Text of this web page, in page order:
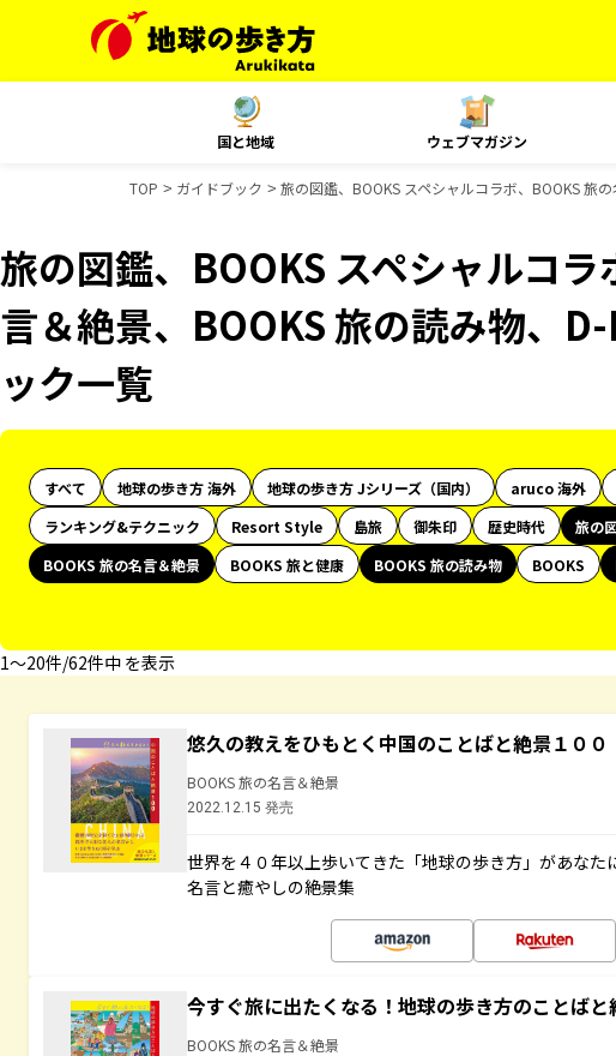
国と地域 ウェブマガジン
TOP ガイドブック 旅の図鑑、BOOKS スペシャルコラボ、BOOKS 旅
旅の図鑑、BOOKS スペシャルコラ
言＆絶景、BOOKS 旅の読み物、
ック一覧
すべて 地球の歩き方 海外 地球の歩き方 Jシリーズ（国内） aruco 海外
ランキング&テクニック
Resort Style 島旅 御朱印 歴史時代 旅の
BOOKS 旅の名言＆絶景
BOOKS 旅と健康 BOOKS 旅の読み物 BOOKS
1〜20件/62件中 を表示
悠久の教えをひもとく中国のことばと絶景１００
BOOKS 旅の名言＆絶景
2022.12.15 発売
世界を４０年以上歩いてきた「地球の歩き方」があな
名言と癒やしの絶景集
今すぐ旅に出たくなる！地球の歩き方のことばと
BOOKS 旅の名言＆絶景